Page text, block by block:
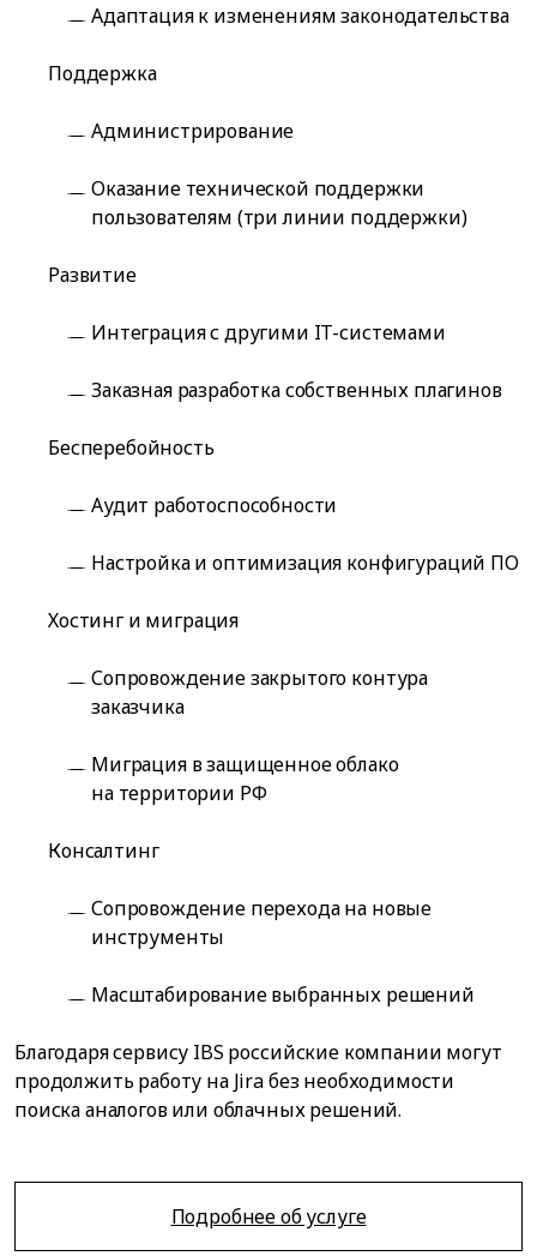
Адаптация к изменениям законодательства
Поддержка
Администрирование
Оказание технической поддержки
пользователям (три линии поддержки)
Развитие
Интеграция с другими IT-системами
Заказная разработка собственных плагинов
Бесперебойность
Аудит работоспособности
Настройка и оптимизация конфигураций ПО
Хостинг и миграция
Сопровождение закрытого контура
заказчика
Миграция в защищенное облако
на территории РФ
Консалтинг
Сопровождение перехода на новые
инструменты
Масштабирование выбранных решений
Благодаря сервису IBS российские компании могут
продолжить работу на Jira без необходимости
поиска аналогов или облачных решений.
Подробнее об услуге